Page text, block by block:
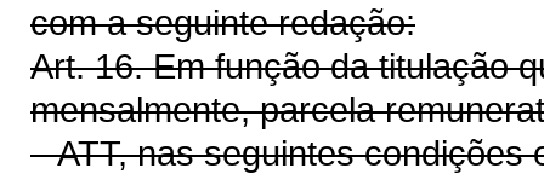
com a seguinte redação:
Art. 16. Em função da titulação
mensalmente, parcela
– ATT, nas seguintes condições